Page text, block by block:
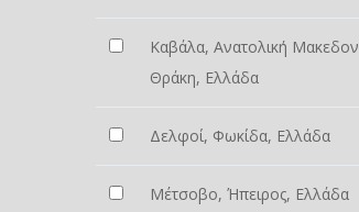
Καβάλα, Ανατολική
Θράκη, Ελλάδα
Δελφοί, Φωκίδα, Ελλάδα
Μέτσοβο, Ήπειρος, Ελλάδα